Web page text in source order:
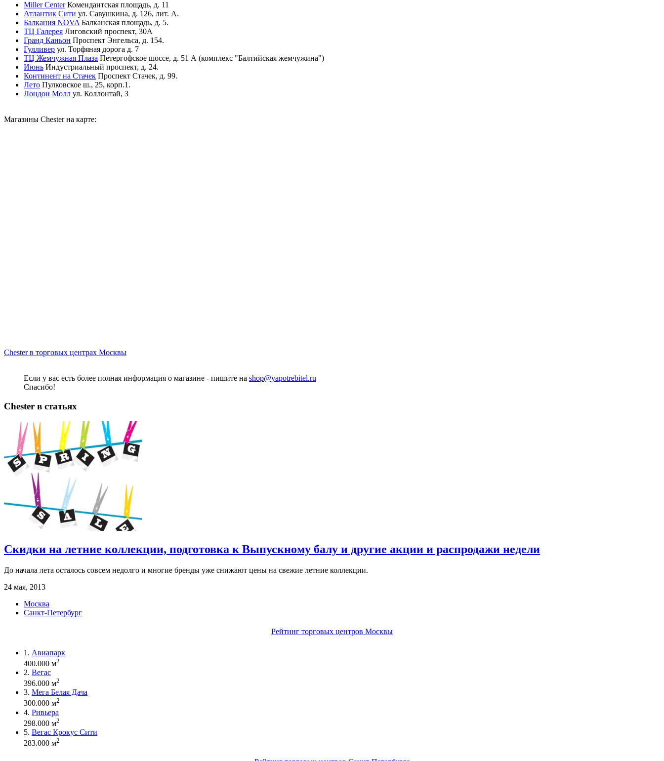
Miller Center Комендантская площадь, д. 11
Атлантик Сити ул. Савушкина, д. 126, лит. А.
Балкания NOVA Балканская площадь, д. 5.
ТЦ Галерея Лиговский проспект, 30А
Гранд Каньон Проспект Энгельса, д. 154.
Гулливер ул. Торфяная дорога д. 7
ТЦ Жемчужная Плаза Петергофское шоссе, д. 51 А (комплекс "Балтийская жемчужина")
Июнь Индустриальный проспект, д. 24.
Континент на Стачек Проспект Стачек, д. 99.
Лето Пулковское ш., 25, корп.1.
Лондон Молл ул. Коллонтай, 3
Магазины Chester на карте:
Chester в торговых центрах Москвы
Если у вас есть более полная информация о магазине - пишите на shop@yapotrebitel.ru
Спасибо!
Chester в статьях
Скидки на летние коллекции, подготовка к Выпускному балу и другие акции и распродажи недели
До начала лета осталось совсем недолго и многие бренды уже снижают цены на свежие летние коллекции.
24 мая, 2013
Москва
Санкт-Петербург
Рейтинг торговых центров Москвы
1. Авиапарк
400.000 м2
2. Вегас
396.000 м2
3. Мега Белая Дача
300.000 м2
4. Ривьера
298.000 м2
5. Вегас Крокус Сити
283.000 м2